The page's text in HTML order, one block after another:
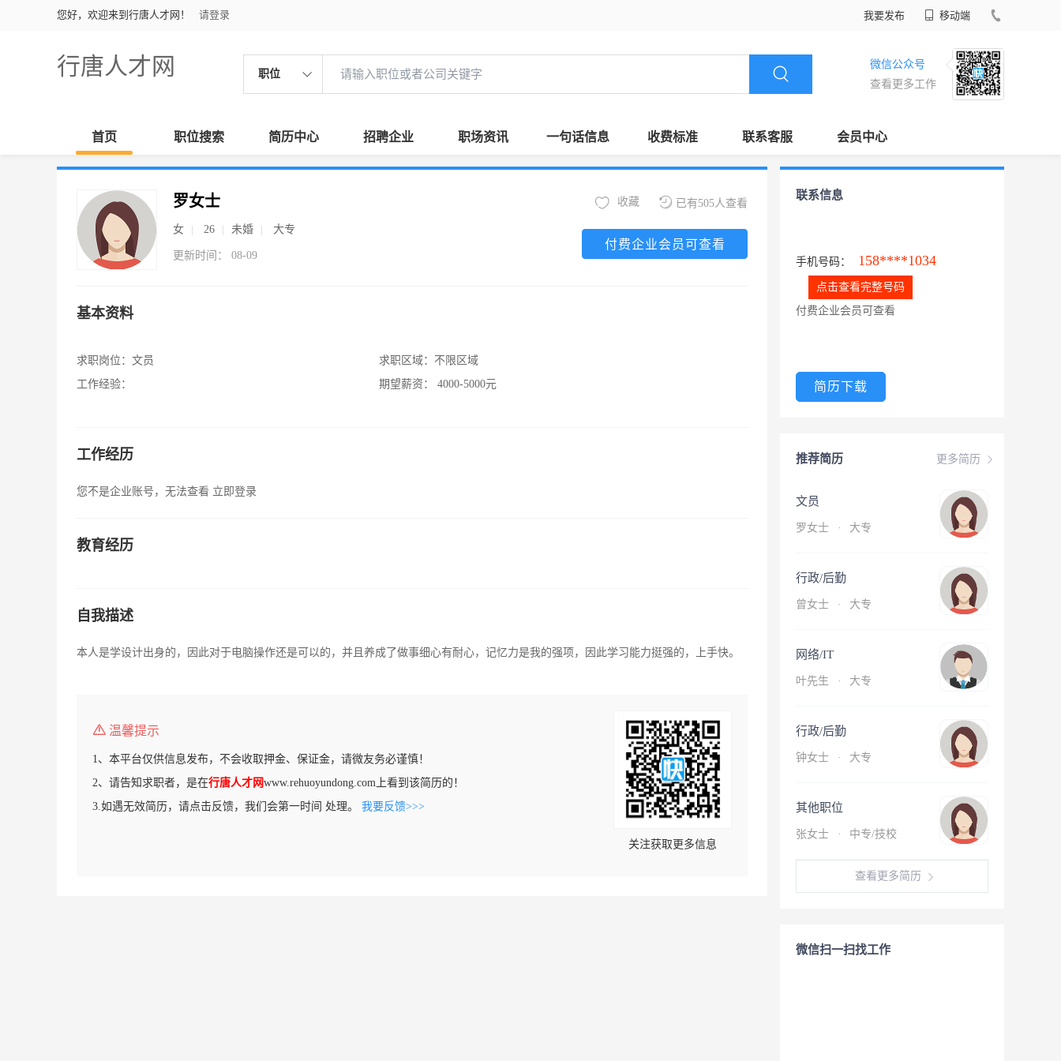
您好，欢迎来到行唐人才网！ 请登录 我要发布 移动端
行唐人才网 职位
微信公众号
查看更多工作
首页 职位搜索 简历中心 招聘企业 职场资讯 一句话信息 收费标准 联系客服 会员中心
罗女士
女 26 未婚 大专
更新时间： 08-09
已有505人查看
收藏
付费企业会员可查看
基本资料
求职岗位： 文员
工作经验：
求职区域： 不限区域
期望薪资：
4000-5000元
工作经历
您不是企业账号，无法查看 立即登录
教育经历
自我描述
本人是学设计出身的，因此对于电脑操作还是可以的，并且养成了做事细心有耐心，记忆力是我的强项，因此学习能力挺强的，上手快。
温馨提示
1、本平台仅供信息发布，不会收取押金、保证金，请微友务必谨慎！
2、请告知求职者，是在行唐人才网www.rehuoyundong.com上看到该简历的！
3.如遇无效简历，请点击反馈，我们会第一时间 处理。 我要反馈>>>
关注获取更多信息
联系信息
手机号码： 158****1034
点击查看完整号码
付费企业会员可查看
简历下载
更多简历
推荐简历
文员
罗女士 · 大专
行政/后勤
曾女士 · 大专
网络/IT
叶先生 · 大专
行政/后勤
钟女士 · 大专
其他职位
张女士 · 中专/技校
查看更多简历
微信扫一扫找工作